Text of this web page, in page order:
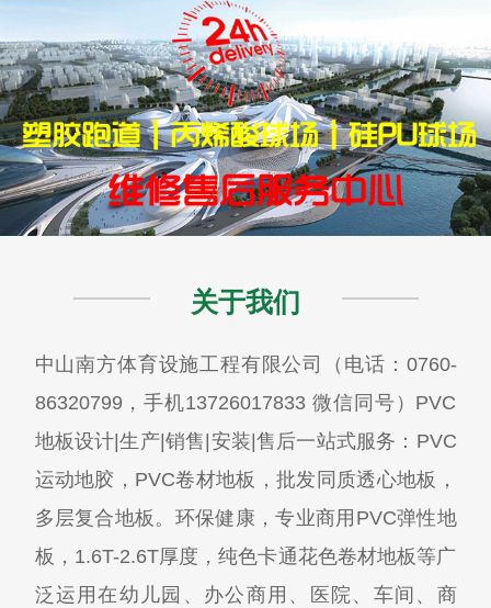
关于我们
中山南方体育设施工程有限公司（电话：0760-
86320799，手机13726017833 微信同号）PVC
地板设计|生产|销售|安装|售后一站式服务：PVC
运动地胶，PVC卷材地板，批发同质透心地板，
多层复合地板。环保健康，专业商用PVC弹性地
板，1.6T-2.6T厚度，纯色卡通花色卷材地板等广
泛运用在幼儿园、办公商用、医院、车间、商